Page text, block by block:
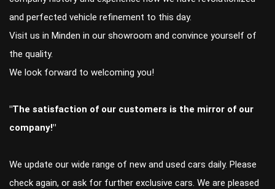
and perfected vehicle refinement to this day.
Visit us in Minden in our showroom and convince yourself of
the quality.
We look forward to welcoming you!
"The satisfaction of our customers is the mirror of our
company!"
We update our wide range of new and used cars daily. Please
check again, or ask for further exclusive cars. We are pleased